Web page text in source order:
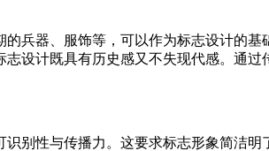
兵器、服饰等，可以作为标志设计的
设计既具有历史感又不失现代感。通
别性与传播力。这要求标志形象简洁